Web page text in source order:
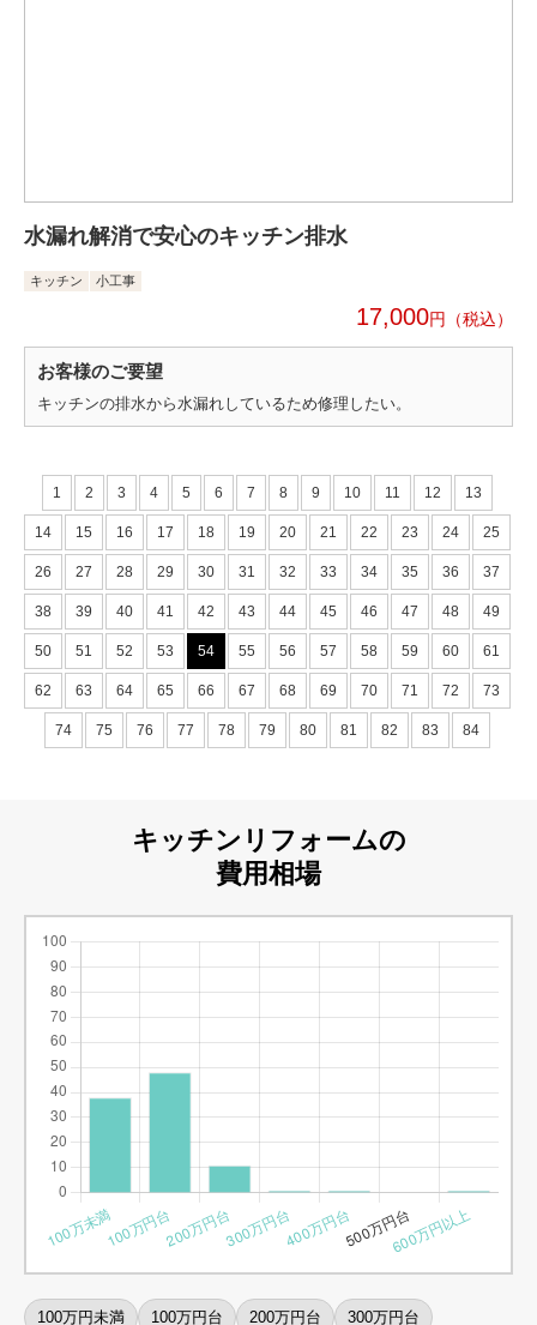
水漏れ解消で安心のキッチン排水
キッチン 小工事
17,000円
お客様のご要望
キッチンの排水から水漏れしているため修理したい。
1 2 3 4 5 6 7 8 9 10 11 12 13
14 15 16 17 18 19 20 21 22 23 24 25
26 27 28 29 30 31 32 33 34 35 36 37
38 39 40 41 42 43 44 45 46 47 48 49
50 51 52 53 54 55 56 57 58 59 60 61
62 63 64 65 66 67 68 69 70 71 72 73
74 75 76 77 78 79 80 81 82 83 84
キッチンリフォームの
費用相場
100万円未満 100万円台 200万円台 300万円台